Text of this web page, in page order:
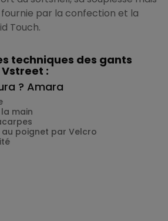
par la confection et la
Touch.
techniques des gants
:
? Amara
main
poignet par Velcro